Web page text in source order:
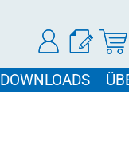
DOWNLOADS